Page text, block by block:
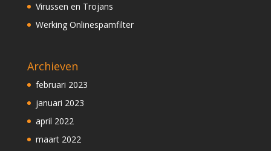
Virussen en Trojans
Werking Onlinespamfilter
Archieven
februari 2023
januari 2023
april 2022
maart 2022